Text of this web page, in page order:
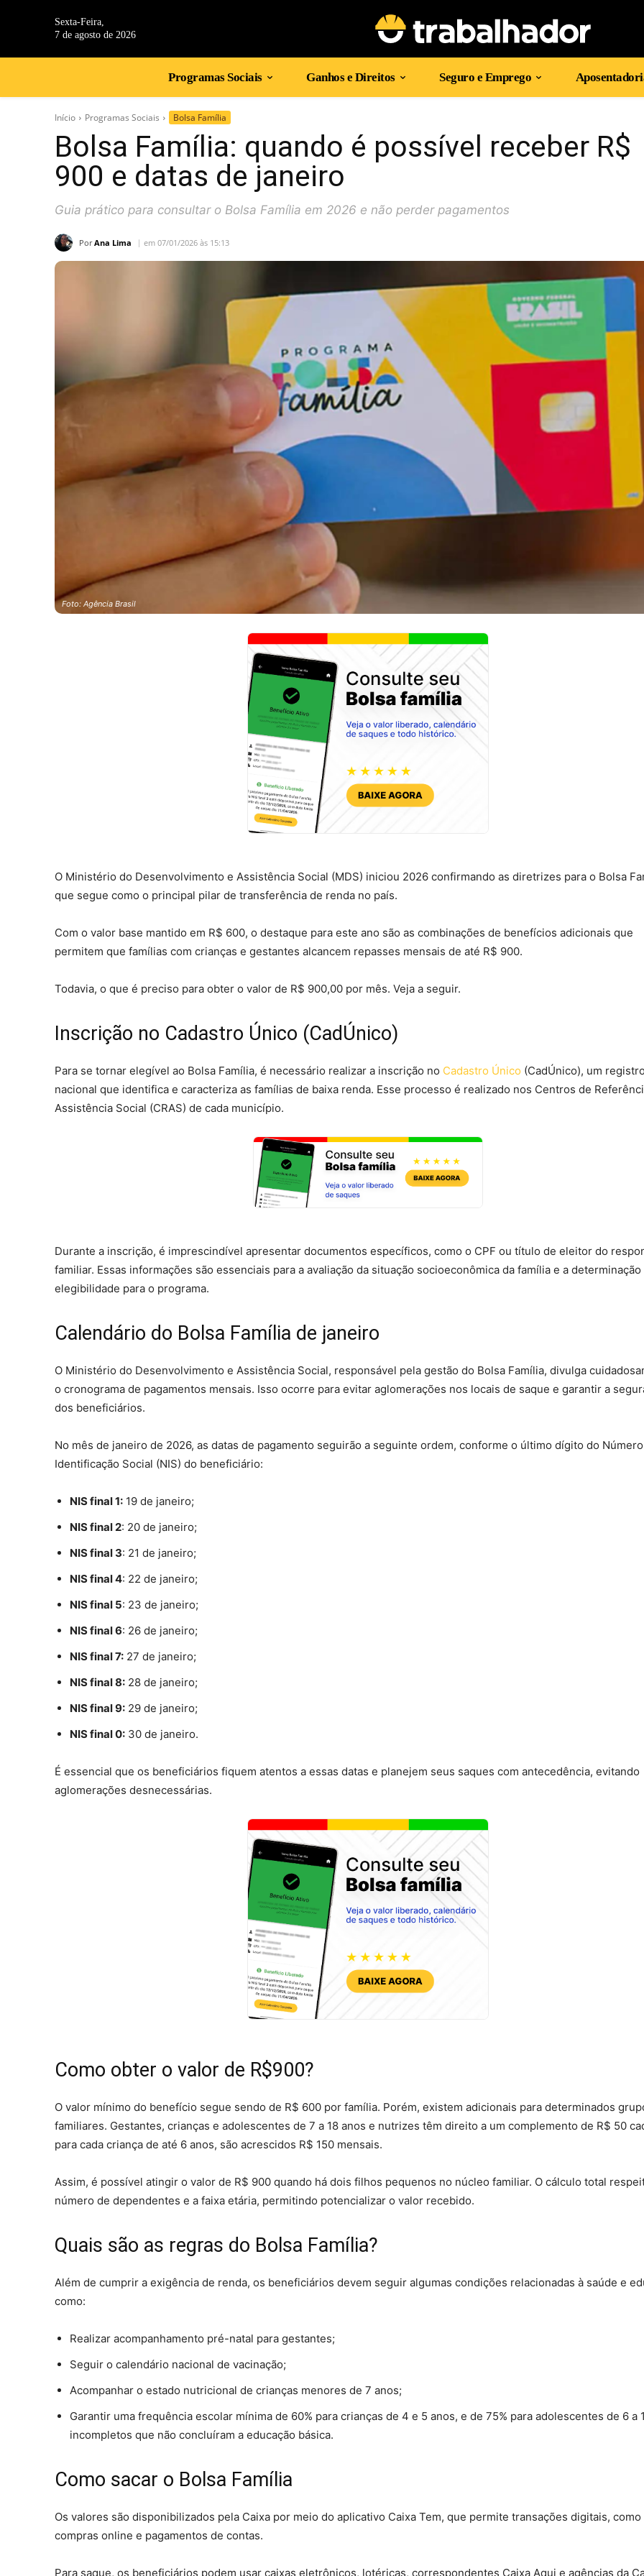
Sexta-Feira,
7 de agosto de 2026
Programas Sociais Ganhos e Direitos Seguro e Emprego
Início Programas Sociais Bolsa Família
Bolsa Família: quando é possível receber R$
900 e datas de janeiro
Guia prático para consultar o Bolsa Família em 2026 e não perder pagamentos
Por Ana Lima em 07/01/2026 às 15:13
Foto: Agência Brasil
O Ministério do Desenvolvimento e Assistência Social (MDS) iniciou 2026 confirmando as diretrizes para o Bolsa
que segue como o principal pilar de transferência de renda no país.
Com o valor base mantido em R$ 600, o destaque para este ano são as combinações de benefícios adicionais que
permitem que famílias com crianças e gestantes alcancem repasses mensais de até R$ 900.
Todavia, o que é preciso para obter o valor de R$ 900,00 por mês. Veja a seguir.
Inscrição no Cadastro Único (CadÚnico)
Para se tornar elegível ao Bolsa Família, é necessário realizar a inscrição no Cadastro Único (CadÚnico), um registro
nacional que identifica e caracteriza as famílias de baixa renda. Esse processo é realizado nos Centros de
Assistência Social (CRAS) de cada município.
Durante a inscrição, é imprescindível apresentar documentos específicos, como o CPF ou título de eleitor do
familiar. Essas informações são essenciais para a avaliação da situação socioeconômica da família e a determinação
elegibilidade para o programa.
Calendário do Bolsa Família de janeiro
O Ministério do Desenvolvimento e Assistência Social, responsável pela gestão do Bolsa Família, divulga
o cronograma de pagamentos mensais. Isso ocorre para evitar aglomerações nos locais de saque e garantir a
dos beneficiários.
No mês de janeiro de 2026, as datas de pagamento seguirão a seguinte ordem, conforme o último dígito do
Identificação Social (NIS) do beneficiário:
NIS final 1: 19 de janeiro;
NIS final 2: 20 de janeiro;
NIS final 3: 21 de janeiro;
NIS final 4: 22 de janeiro;
NIS final 5: 23 de janeiro;
NIS final 6: 26 de janeiro;
NIS final 7: 27 de janeiro;
NIS final 8: 28 de janeiro;
NIS final 9: 29 de janeiro;
NIS final 0: 30 de janeiro.
É essencial que os beneficiários fiquem atentos a essas datas e planejem seus saques com antecedência, evitando
aglomerações desnecessárias.
Como obter o valor de R$900?
O valor mínimo do benefício segue sendo de R$ 600 por família. Porém, existem adicionais para determinados
familiares. Gestantes, crianças e adolescentes de 7 a 18 anos e nutrizes têm direito a um complemento de R$ 50
para cada criança de até 6 anos, são acrescidos R$ 150 mensais.
Assim, é possível atingir o valor de R$ 900 quando há dois filhos pequenos no núcleo familiar. O cálculo total
número de dependentes e a faixa etária, permitindo potencializar o valor recebido.
Quais são as regras do Bolsa Família?
Além de cumprir a exigência de renda, os beneficiários devem seguir algumas condições relacionadas à saúde e
como:
Realizar acompanhamento pré-natal para gestantes;
Seguir o calendário nacional de vacinação;
Acompanhar o estado nutricional de crianças menores de 7 anos;
Garantir uma frequência escolar mínima de 60% para crianças de 4 e 5 anos, e de 75% para adolescentes de 6 a
incompletos que não concluíram a educação básica.
Como sacar o Bolsa Família
Os valores são disponibilizados pela Caixa por meio do aplicativo Caixa Tem, que permite transações digitais, como
compras online e pagamentos de contas.
Para saque, os beneficiários podem usar caixas eletrônicos, lotéricas, correspondentes Caixa Aqui e agências da